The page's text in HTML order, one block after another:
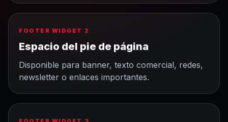
FOOTER WIDGET 2
Espacio del pie de página
Disponible para banner, texto comercial, redes,
newsletter o enlaces importantes.